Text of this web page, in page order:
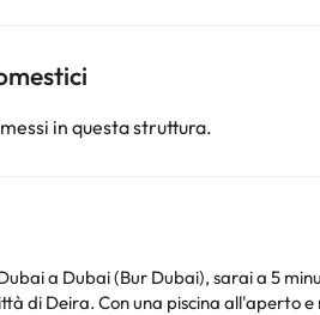
in questa struttura.
a Dubai (Bur Dubai), sarai a 5
di Deira. Con una piscina